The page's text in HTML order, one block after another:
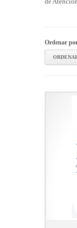
Ordenar